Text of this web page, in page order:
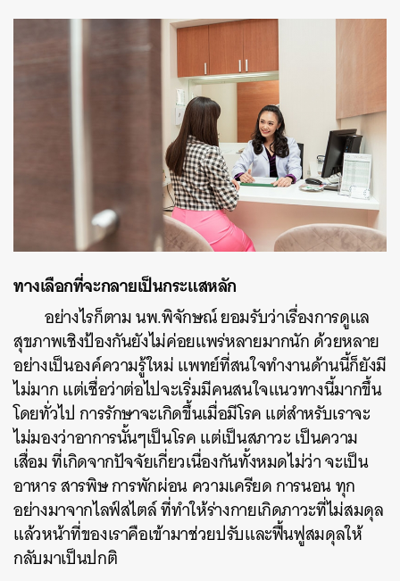
ทางเลือกที่จะกลายเป็นกระแสหลัก
อย่างไรก็ตาม นพ.พิจักษณ์ ยอมรับว่าเรื่องการดูแล
สุขภาพเชิงป้องกันยังไม่ค่อยแพร่หลายมากนัก ด้วยหลาย
อย่างเป็นองค์ความรู้ใหม่ แพทย์ที่สนใจทำงานด้านนี้ก็ยังมี
ไม่มาก แต่เชื่อว่าต่อไปจะเริ่มมีคนสนใจแนวทางนี้มากขึ้น
โดยทั่วไป การรักษาจะเกิดขึ้นเมื่อมีโรค แต่สำหรับเราจะ
ไม่มองว่าอาการนั้นๆเป็นโรค แต่เป็นสภาวะ เป็นความ
เสื่อม ที่เกิดจากปัจจัยเกี่ยวเนื่องกันทั้งหมดไม่ว่า จะเป็น
อาหาร สารพิษ การพักผ่อน ความเครียด การนอน ทุก
อย่างมาจากไลฟ์สไตล์ ที่ทำให้ร่างกายเกิดภาวะที่ไม่สมดุล
แล้วหน้าที่ของเราคือเข้ามาช่วยปรับและฟื้นฟูสมดุลให้
กลับมาเป็นปกติ